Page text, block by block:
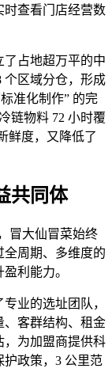
时查看门店经营数
占地超万平的中
个区域分仓，形成
准化制作” 的完
链物料 72 小时覆
鲜度，又降低了
共同体
冒大仙冒菜始终
周期、多维度的
利能力。
业的选址团队，
、客群结构、租金
，为加盟商提供科
政策，3 公里范